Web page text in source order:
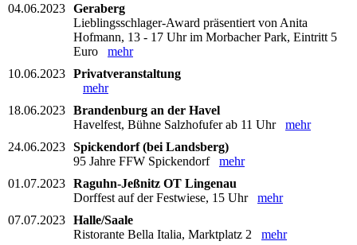
04.06.2023 Geraberg
Lieblingsschlager-Award präsentiert von Anita
Hofmann, 13 - 17 Uhr im Morbacher Park, Eintritt 5
Euro mehr
10.06.2023 Privatveranstaltung
mehr
18.06.2023 Brandenburg an der Havel
Havelfest, Bühne Salzhofufer ab 11 Uhr mehr
24.06.2023 Spickendorf (bei Landsberg)
95 Jahre FFW Spickendorf mehr
01.07.2023 Raguhn-Jeßnitz OT Lingenau
Dorffest auf der Festwiese, 15 Uhr mehr
07.07.2023 Halle/Saale
Ristorante Bella Italia, Marktplatz 2 mehr